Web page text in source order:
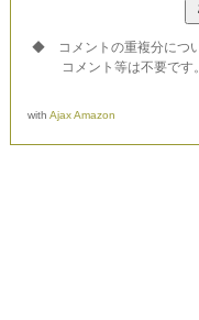
◆ コメントの重複分につ
コメント等は不要です。
with Ajax Amazon